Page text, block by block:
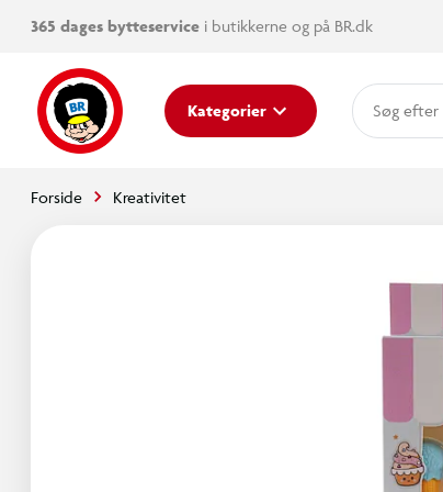
365 dages bytteservice i butikkerne og på BR.dk
Kategorier
Forside Kreativitet